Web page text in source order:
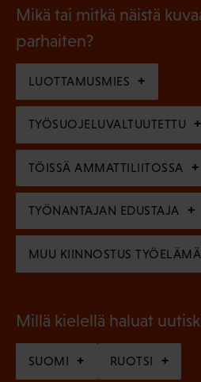
n
e
)
l
i
n
e
n
)
l
i
n
e
n
)
Mikä tai mitkä näistä
parhaiten?
LUOTTAMUSMIES
TYÖSUOJELUVALTUUTETTU
TÖISSÄ AMMATTILIITOSSA
TYÖNANTAJAN EDUSTAJA
MUU KIINNOSTUS
Millä kielellä haluat
SUOMI RUOTSI